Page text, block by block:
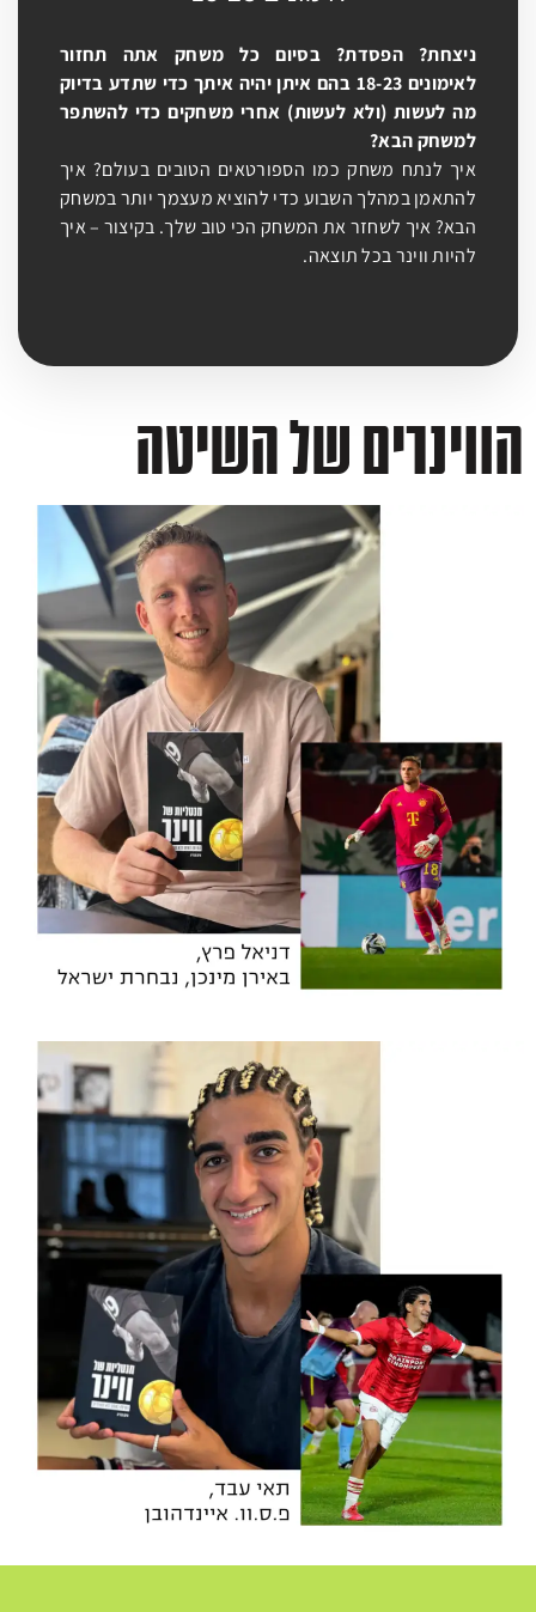
ניצחת? הפסדת? בסיום כל משחק אתה תחזור
לאימונים 18-23 בהם איתן יהיה איתך כדי שתדע בדיוק
מה לעשות (ולא לעשות) אחרי משחקים כדי להשתפר
למשחק הבא?
איך לנתח משחק כמו הספורטאים הטובים בעולם?איך
להתאמן במהלך השבוע כדי להוציא מעצמך יותר במשחק
הבא?איךלשחזר את המשחק הכי טוב שלך. בקיצור – איך
להיות ווינר בכל תוצאה.
הווינרים של השיטה